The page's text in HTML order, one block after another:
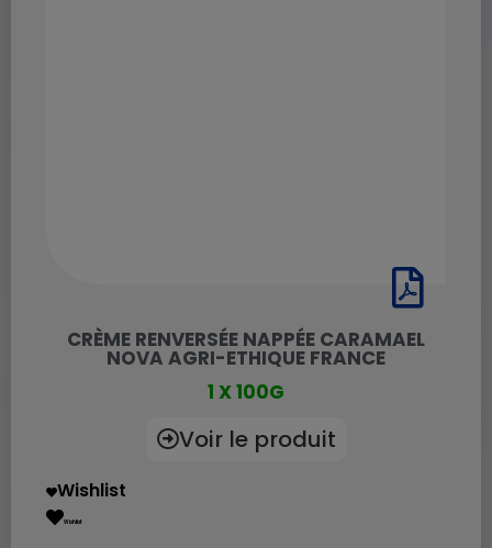
CRÈME RENVERSÉE NAPPÉE CARAMAEL
NOVA AGRI-ETHIQUE FRANCE
1 X 100G
Voir le produit
Wishlist
Wishlist